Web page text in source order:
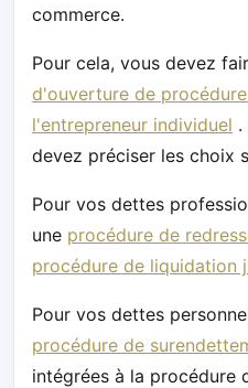
commerce.
Pour cela, vous devez
d'ouverture de
l'entrepreneur individuel .
devez préciser les choix
Pour vos dettes
une procédure de
procédure de liquidation
Pour vos dettes
procédure de
intégrées à la procédure